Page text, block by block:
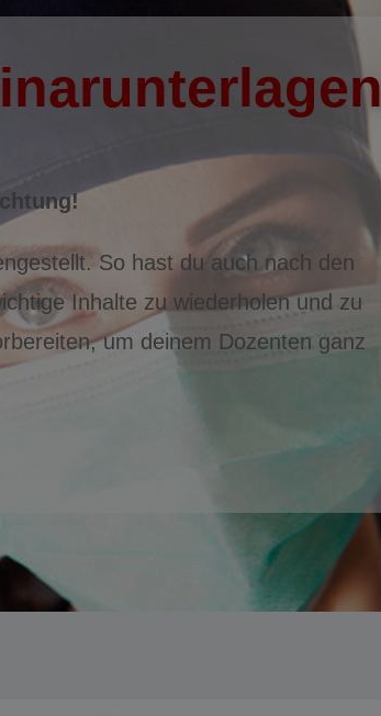
So hast du auch nach den
Inhalte zu wiederholen und zu
um deinem Dozenten ganz